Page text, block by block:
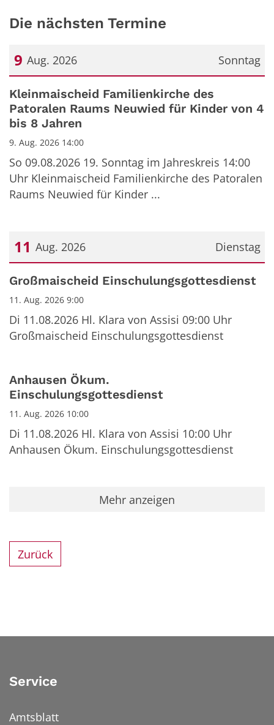
Die nächsten Termine
Sonntag
9 Aug. 2026
Datum: 9. August 2026
Kleinmaischeid Familienkirche des
Patoralen Raums Neuwied für Kinder von 4
bis 8 Jahren
9. Aug. 2026 14:00
So 09.08.2026 19. Sonntag im Jahreskreis 14:00
Uhr Kleinmaischeid Familienkirche des Patoralen
Raums Neuwied für Kinder ...
Dienstag
11 Aug. 2026
Datum: 11. August 2026
Großmaischeid Einschulungsgottesdienst
11. Aug. 2026 9:00
Di 11.08.2026 Hl. Klara von Assisi 09:00 Uhr
Großmaischeid Einschulungsgottesdienst
Anhausen Ökum.
Einschulungsgottesdienst
11. Aug. 2026 10:00
Di 11.08.2026 Hl. Klara von Assisi 10:00 Uhr
Anhausen Ökum. Einschulungsgottesdienst
Mehr anzeigen
Zurück
Service
Amtsblatt